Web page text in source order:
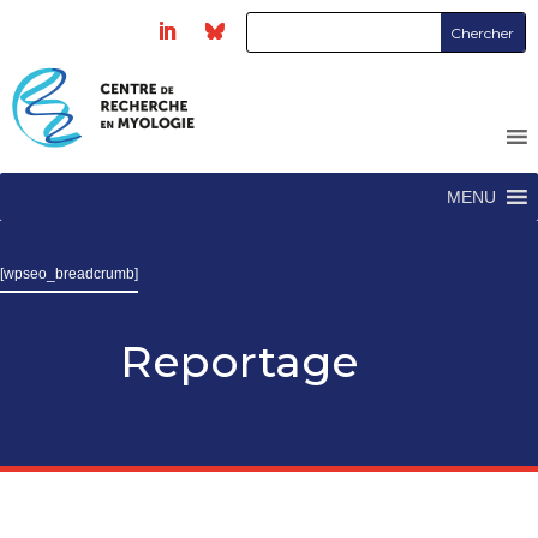
MENU
[wpseo_breadcrumb]
Reportage